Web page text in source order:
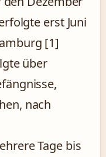
erst Juni
[1]
über
nach
Tage bis